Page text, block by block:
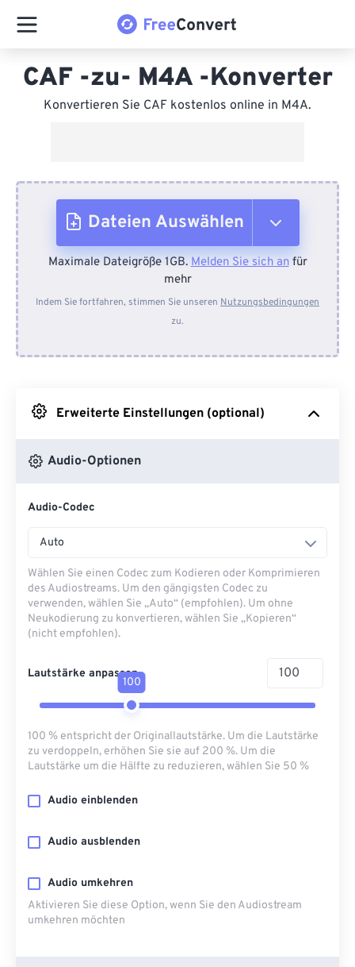
CAF -zu- M4A -Konverter
Konvertieren Sie CAF kostenlos online in M4A.
Dateien Auswählen
Vom Gerät
Von Dropbox
Maximale Dateigröße 1GB.Melden Sie sich anfür
mehr
Indem Sie fortfahren, stimmen Sie unseren Nutzungsbedingungen
zu.
Erweiterte Einstellungen (optional)
Audio-Optionen
Audio-Codec
Auto
Wählen Sie einen Codec zum Kodieren oder Komprimieren
des Audiostreams. Um den gängigsten Codec zu
verwenden, wählen Sie „Auto“ (empfohlen). Um ohne
Neukodierung zu konvertieren, wählen Sie „Kopieren“
(nicht empfohlen).
Lautstärke anpassen
100
100 % entspricht der Originallautstärke. Um die Lautstärke
zu verdoppeln, erhöhen Sie sie auf 200 %. Um die
Lautstärke um die Hälfte zu reduzieren, wählen Sie 50 %
Audio einblenden
Audio ausblenden
Audio umkehren
Aktivieren Sie diese Option, wenn Sie den Audiostream
umkehren möchten